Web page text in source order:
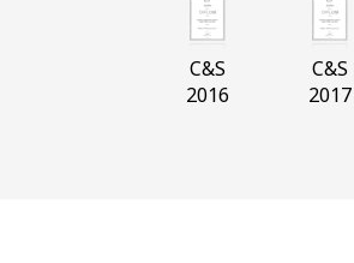
C&S
2016
C&S
2017